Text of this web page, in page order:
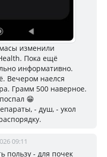
изменили
Пока ещё
информативно.
Вечером наелся
Грамм 500 наверное.
😁
- душ, - укол
09:11
пользу - для почек